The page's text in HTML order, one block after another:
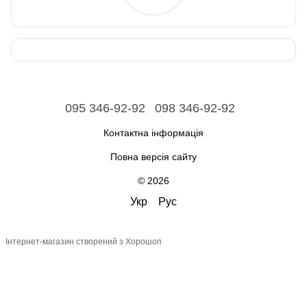
095 346-92-92 098 346-92-92
Контактна інформація
Повна версія сайту
© 2026
Укр Рус
Інтернет-магазин створений з Хорошоп